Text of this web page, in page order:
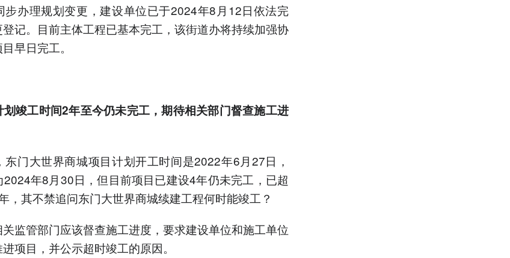
步办理规划变更，建设单位已于2024年8月12日依法完
记。目前主体工程已基本完工，该街道办将持续加强协
早日完工。
竣工时间2年至今仍未完工，期待相关部门督查施工进
东门大世界商城项目计划开工时间是2022年6月27日，
2024年8月30日，但目前项目已建设4年仍未完工，已超
，其不禁追问东门大世界商城续建工程何时能竣工？
监管部门应该督查施工进度，要求建设单位和施工单位
项目，并公示超时竣工的原因。